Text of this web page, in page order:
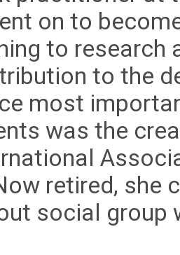
on to
to research
to the
most
was the
retired, she
social group